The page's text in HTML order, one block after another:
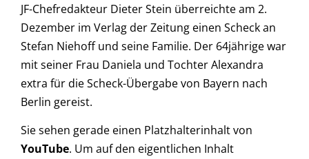
JF-Chefredakteur Dieter Stein überreichte am 2.
Dezember im Verlag der Zeitung einen Scheck an
Stefan Niehoff und seine Familie. Der 64jährige war
mit seiner Frau Daniela und Tochter Alexandra
extra für die Scheck-Übergabe von Bayern nach
Berlin gereist.
Sie sehen gerade einen Platzhalterinhalt von
YouTube. Um auf den eigentlichen Inhalt